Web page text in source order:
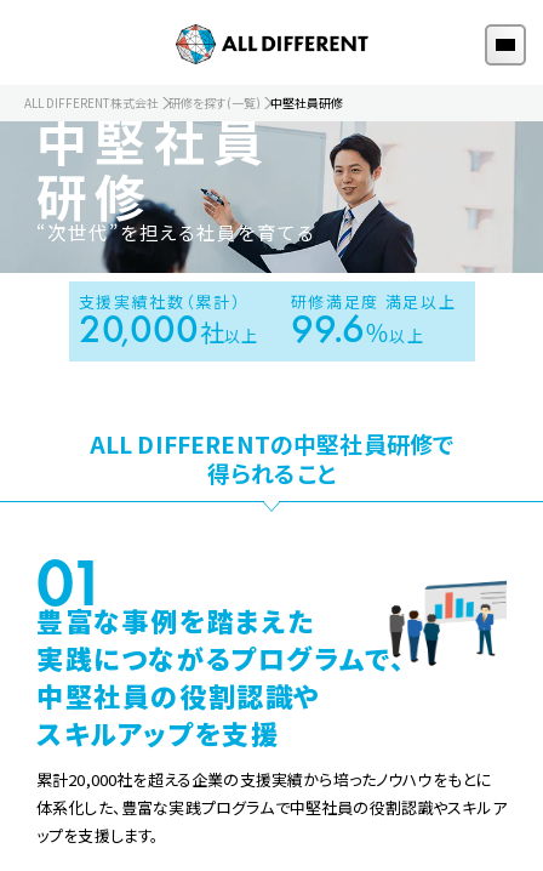
ALL DIFFERENT株式会社 研修を探す(一覧) 中堅社員研修
中堅社員
研修
“次世代”を担える社員を育てる
支援実績社数（累計）
20,000社以上
研修満足度 満足以上
99.6％以上
ALL DIFFERENTの中堅社員研修で
得られること
豊富な事例を踏まえた
実践につながるプログラムで、
中堅社員の役割認識や
スキルアップを支援
累計20,000社を超える企業の支援実績から培ったノウハウをもとに
体系化した、豊富な実践プログラムで中堅社員の役割認識やスキルア
ップを支援します。